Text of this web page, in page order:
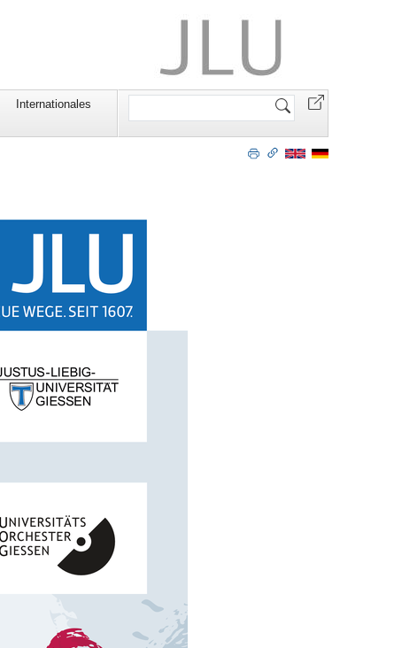
Internationales
Website